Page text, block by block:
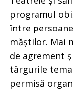
programul
între
măștilor. Mai
de agrement
târgurile
permisă